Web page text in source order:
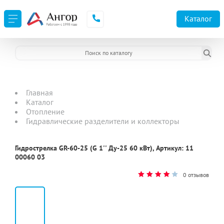
Каталог
Главная
Каталог
Отопление
Гидравлические разделители и коллекторы
Гидрострелка GR-60-25 (G 1'' Ду-25 60 кВт), Артикул: 11
00060 03
0 отзывов